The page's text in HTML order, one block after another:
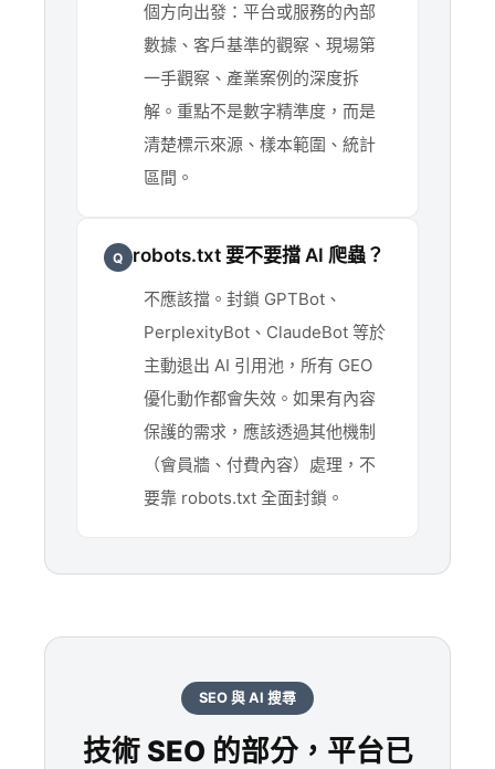
個方向出發：平台或服務的內部
數據、客戶基準的觀察、現場第
一手觀察、產業案例的深度拆
解。重點不是數字精準度，而是
清楚標示來源、樣本範圍、統計
區間。
Q robots.txt 要不要擋 AI 爬蟲？
不應該擋。封鎖 GPTBot、
PerplexityBot、ClaudeBot 等於
主動退出 AI 引用池，所有 GEO
優化動作都會失效。如果有內容
保護的需求，應該透過其他機制
（會員牆、付費內容）處理，不
要靠 robots.txt 全面封鎖。
SEO 與 AI 搜尋
技術 SEO 的部分，平台已